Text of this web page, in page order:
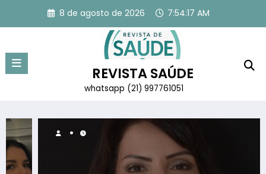
o
8 de agosto de 2026 7:54:18 AM
REVISTA SAÚDE
whatsapp (21) 997761051